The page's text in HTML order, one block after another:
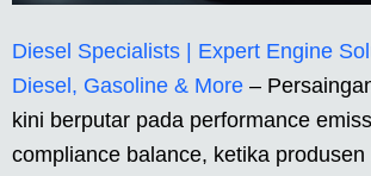
Diesel Specialists | Expert Engine
Diesel, Gasoline & More –
kini berputar pada performance
compliance balance, ketika produsen